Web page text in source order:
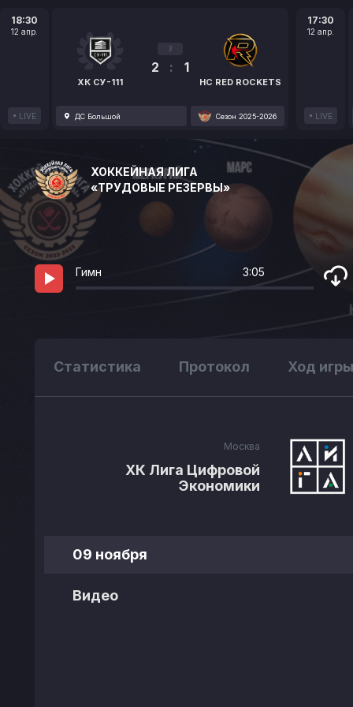
18:30
12 апр.
LIVE
ХК СУ-111
3
2 : 1
HC RED ROCKETS
ДС Большой Сезон 2025-2026
17:30
12 апр.
LIVE
ХОККЕЙНАЯ ЛИГА
«ТРУДОВЫЕ РЕЗЕРВЫ»
Гимн 3:05
Статистика Протокол Ход игры
Москва
ХК Лига Цифровой
Экономики
09 ноября
Видео